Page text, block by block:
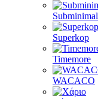
Subminimal
Superkop
Timemore
WACACO